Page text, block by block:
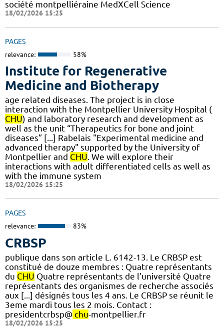
société montpelliéraine MedXCell Science
18/02/2026 15:25
PAGES
relevance: 58%
Institute for Regenerative
Medicine and Biotherapy
age related diseases. The project is in close
interaction with the Montpellier University Hospital (
CHU) and laboratory research and development as
well as the unit “Therapeutics for bone and joint
diseases” [...] Rabelais "Experimental medicine and
advanced therapy" supported by the University of
Montpellier and CHU. We will explore their
interactions with adult differentiated cells as well as
with the immune system
18/02/2026 15:25
PAGES
relevance: 83%
CRBSP
publique dans son article L. 6142-13. Le CRBSP est
constitué de douze membres : Quatre représentants
du CHU Quatre représentants de l'université Quatre
représentants des organismes de recherche associés
aux [...] désignés tous les 4 ans. Le CRBSP se réunit le
3eme mardi tous les 2 mois. Contact :
presidentcrbsp@ chu-montpellier.fr
18/02/2026 15:25